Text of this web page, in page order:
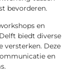
bevorderen.
en
biedt diverse
versterken. Deze
en